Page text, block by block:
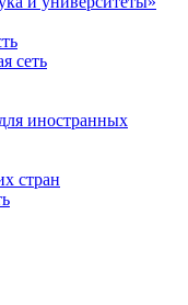
сеть
иностранных
стран